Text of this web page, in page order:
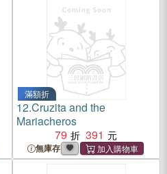
滿額折
12.Cruzita and the
Mariacheros
79
391
無庫存